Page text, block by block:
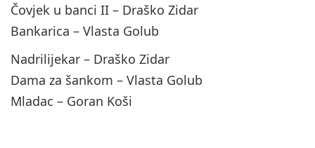
Čovjek u banci II – Draško Zidar
Bankarica – Vlasta Golub
Nadrilijekar – Draško Zidar
Dama za šankom – Vlasta Golub
Mladac – Goran Koši